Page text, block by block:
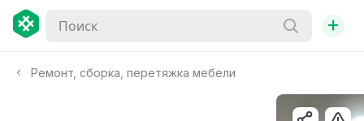
+
Ремонт, сборка, перетяжка мебели